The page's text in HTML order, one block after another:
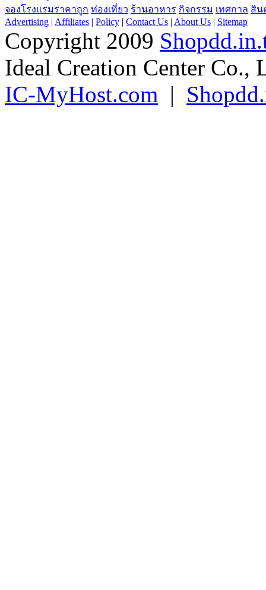
จองโรงแรมราคาถูก ท่องเที่ยว ร้านอาหาร กิจกรรม เทศกาล สิน
Advertising | Affiliates | Policy | Contact Us | About Us | Sitemap
Copyright 2009
Ideal Creation Center Co.,
IC-MyHost.com |